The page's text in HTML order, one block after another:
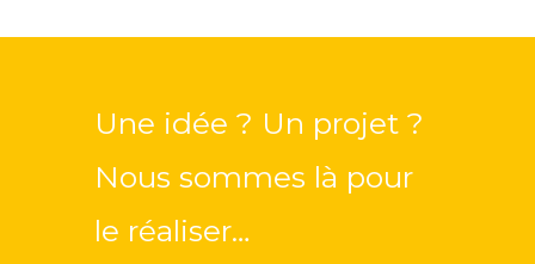
Une idée ? Un projet ?
Nous sommes là pour
le réaliser…